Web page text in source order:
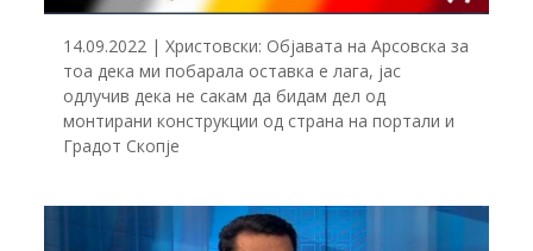
14.09.2022 | Христовски: Објавата на Арсовска за
тоа дека ми побарала оставка е лага, јас
одлучив дека не сакам да бидам дел од
монтирани конструкции од страна на портали и
Градот Скопје